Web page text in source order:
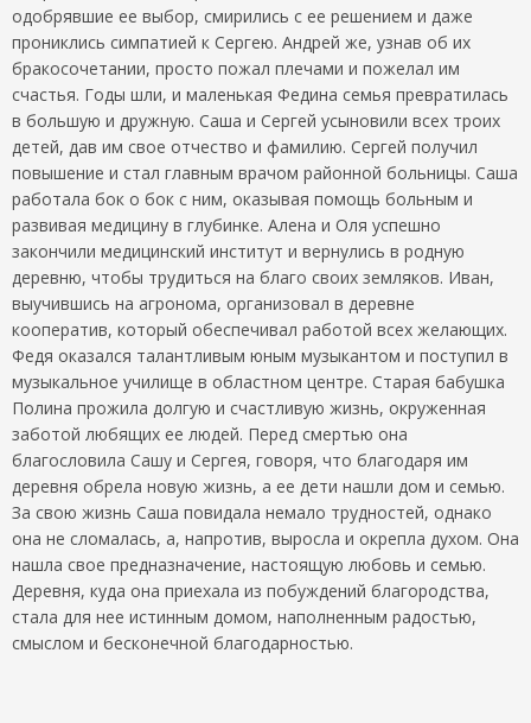
одобрявшие ее выбор, смирились с ее решением и даже
прониклись симпатией к Сергею. Андрей же, узнав об их
бракосочетании, просто пожал плечами и пожелал им
счастья. Годы шли, и маленькая Федина семья превратилась
в большую и дружную. Саша и Сергей усыновили всех троих
детей, дав им свое отчество и фамилию. Сергей получил
повышение и стал главным врачом районной больницы. Саша
работала бок о бок с ним, оказывая помощь больным и
развивая медицину в глубинке. Алена и Оля успешно
закончили медицинский институт и вернулись в родную
деревню, чтобы трудиться на благо своих земляков. Иван,
выучившись на агронома, организовал в деревне
кооператив, который обеспечивал работой всех желающих.
Федя оказался талантливым юным музыкантом и поступил в
музыкальное училище в областном центре. Старая бабушка
Полина прожила долгую и счастливую жизнь, окруженная
заботой любящих ее людей. Перед смертью она
благословила Сашу и Сергея, говоря, что благодаря им
деревня обрела новую жизнь, а ее дети нашли дом и семью.
За свою жизнь Саша повидала немало трудностей, однако
она не сломалась, а, напротив, выросла и окрепла духом. Она
нашла свое предназначение, настоящую любовь и семью.
Деревня, куда она приехала из побуждений благородства,
стала для нее истинным домом, наполненным радостью,
смыслом и бесконечной благодарностью.